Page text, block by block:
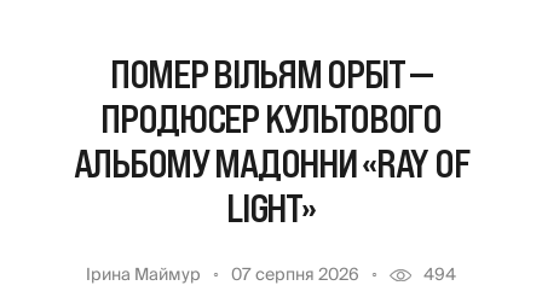
ПОМЕР ВІЛЬЯМ ОРБІТ —
ПРОДЮСЕР КУЛЬТОВОГО
АЛЬБОМУ МАДОННИ «RAY OF
LIGHT»
Ірина Маймур 07 серпня 2026 494